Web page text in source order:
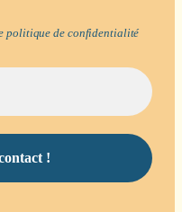
politique de confidentialité